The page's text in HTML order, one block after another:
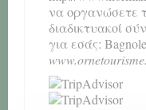
να οργανώσετε
διαδικτυακοί
για εσάς: